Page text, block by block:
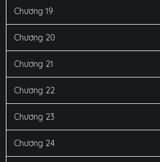
Chương 19
Chương 20
Chương 21
Chương 22
Chương 23
Chương 24